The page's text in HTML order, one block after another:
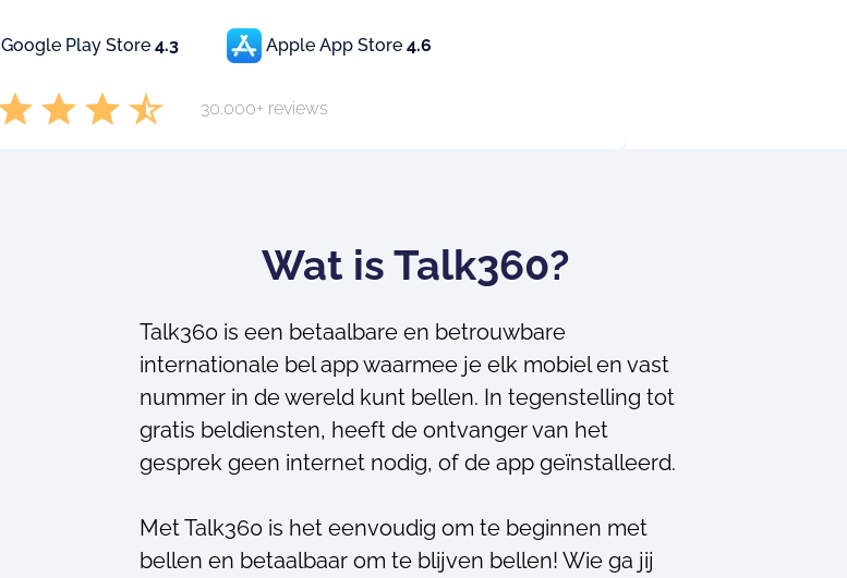
Google Play Store 4.3 Apple App Store 4.6
30.000+ reviews
Wat is Talk360?
Talk360 is een betaalbare en betrouwbare
internationale bel app waarmee je elk mobiel en vast
nummer in de wereld kunt bellen. In tegenstelling tot
gratis beldiensten, heeft de ontvanger van het
gesprek geen internet nodig, of de app geïnstalleerd.
Met Talk360 is het eenvoudig om te beginnen met
bellen en betaalbaar om te blijven bellen! Wie ga jij